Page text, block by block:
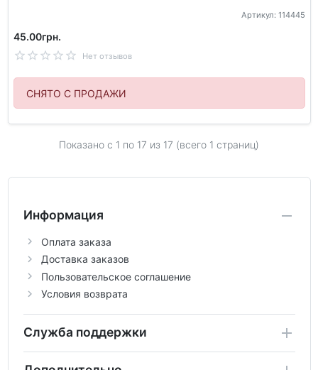
Артикул: 114445
45.00грн.
Нет отзывов
СНЯТО С ПРОДАЖИ
Показано с 1 по 17 из 17 (всего 1 страниц)
Информация
Оплата заказа
Доставка заказов
Пользовательское соглашение
Условия возврата
Служба поддержки